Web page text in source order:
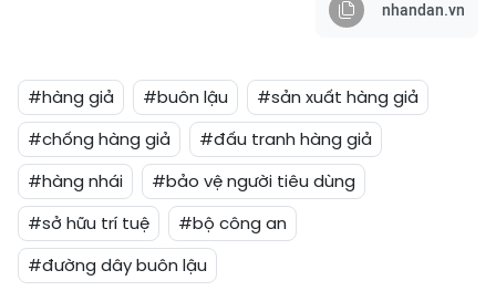
nhandan.vn
#hàng giả #buôn lậu
#sản xuất hàng giả
#chống hàng giả
#đấu tranh hàng giả
#hàng nhái
#bảo vệ người tiêu dùng
#sở hữu trí tuệ
#bộ công an
#đường dây buôn lậu